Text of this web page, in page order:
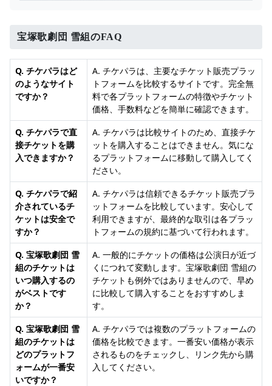
宝塚歌劇団 雪組のFAQ
Q. チケパラはど
のようなサイト
ですか？
A. チケパラは、主要なチケット販売プラッ
トフォームを比較するサイトです。完全無
料で各プラットフォームの特徴やチケット
価格、手数料などを簡単に確認できます。
Q. チケパラで直
接チケットを購
入できますか？
A. チケパラは比較サイトのため、直接チケ
ットを購入することはできません。気にな
るプラットフォームに移動して購入してく
ださい。
Q. チケパラで紹
介されているチ
ケットは安全で
すか？
A. チケパラは信頼できるチケット販売プラ
ットフォームを比較しています。安心して
利用できますが、最終的な取引は各プラッ
トフォームの規約に基づいて行われます。
Q. 宝塚歌劇団 雪
組のチケットは
いつ購入するの
がベストです
か？
A. 一般的にチケットの価格は公演日が近づ
くにつれて変動します。宝塚歌劇団 雪組の
チケットも例外ではありませんので、早め
に比較して購入することをおすすめしま
す。
Q. 宝塚歌劇団 雪
組のチケットは
どのプラットフ
ォームが一番安
いですか？
A. チケパラでは複数のプラットフォームの
価格を比較できます。一番安い価格が表示
されるものをチェックし、リンク先から購
入してください。